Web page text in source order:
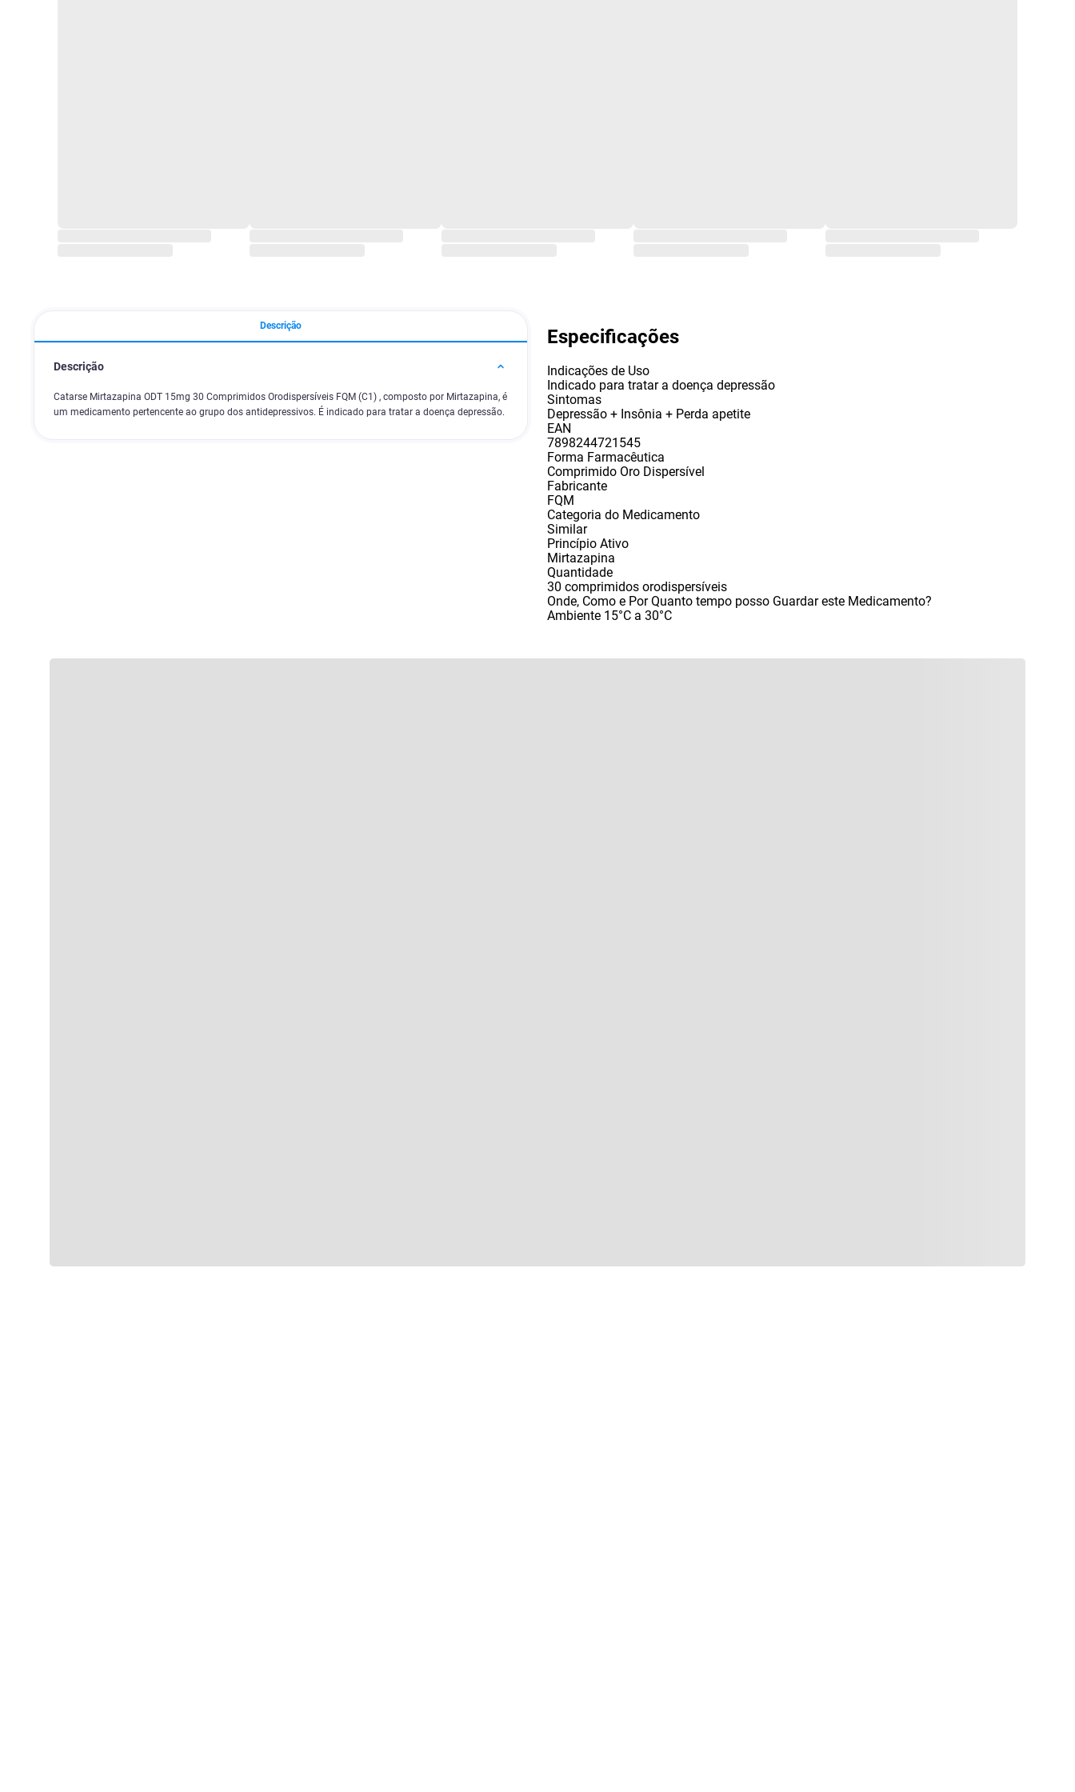
Descrição
Descrição
Catarse Mirtazapina ODT 15mg 30 Comprimidos Orodispersíveis FQM (C1) , composto por Mirtazapina, é
um medicamento pertencente ao grupo dos antidepressivos. É indicado para tratar a doença depressão.
Especificações
Indicações de Uso
Indicado para tratar a doença depressão
Sintomas
Depressão + Insônia + Perda apetite
EAN
7898244721545
Forma Farmacêutica
Comprimido Oro Dispersível
Fabricante
FQM
Categoria do Medicamento
Similar
Princípio Ativo
Mirtazapina
Quantidade
30 comprimidos orodispersíveis
Onde, Como e Por Quanto tempo posso Guardar este Medicamento?
Ambiente 15°C a 30°C